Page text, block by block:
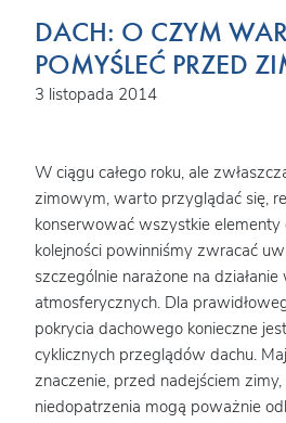
DACH: O CZYM
POMYŚLEĆ PRZED
3 listopada 2014
W ciągu całego roku, ale
zimowym, warto przyglądać się,
konserwować wszystkie
kolejności powinniśmy zwracać
szczególnie narażone na
atmosferycznych. Dla
pokrycia dachowego konieczne
cyklicznych przeglądów dachu.
znaczenie, przed nadejściem
niedopatrzenia mogą poważnie